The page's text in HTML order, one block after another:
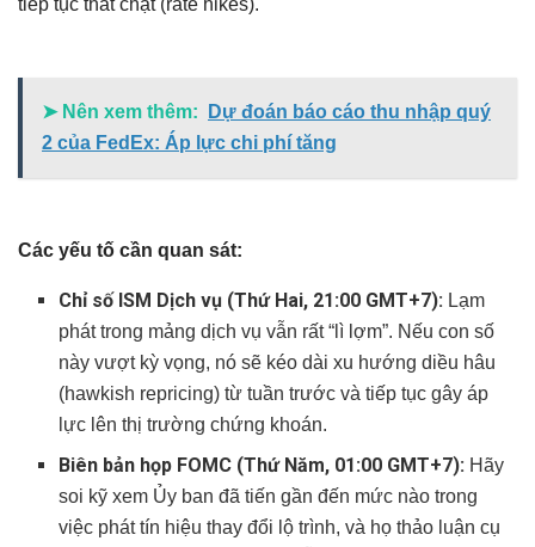
tiếp tục thắt chặt (rate hikes).
➤ Nên xem thêm:
Dự đoán báo cáo thu nhập quý
2 của FedEx: Áp lực chi phí tăng
Các yếu tố cần quan sát:
Chỉ số ISM Dịch vụ (Thứ Hai, 21:00 GMT+7): Lạm
phát trong mảng dịch vụ vẫn rất “lì lợm”. Nếu con số
này vượt kỳ vọng, nó sẽ kéo dài xu hướng diều hâu
(hawkish repricing) từ tuần trước và tiếp tục gây áp
lực lên thị trường chứng khoán.
Biên bản họp FOMC (Thứ Năm, 01:00 GMT+7): Hãy
soi kỹ xem Ủy ban đã tiến gần đến mức nào trong
việc phát tín hiệu thay đổi lộ trình, và họ thảo luận cụ